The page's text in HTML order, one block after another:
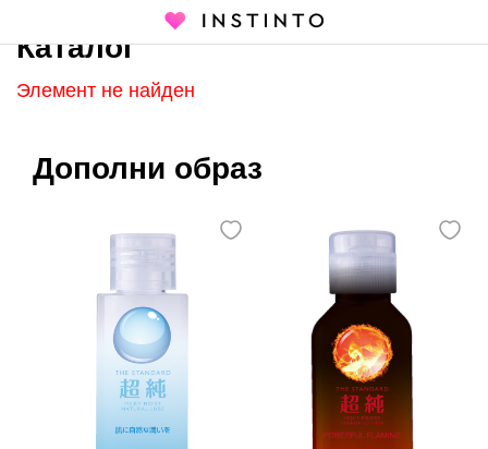
Каталог
Каталог
Элемент не найден
Дополни образ